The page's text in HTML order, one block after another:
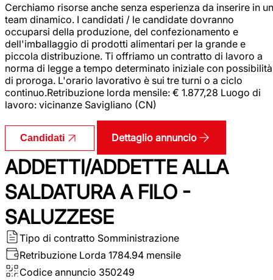
Cerchiamo risorse anche senza esperienza da inserire in un
team dinamico. I candidati / le candidate dovranno
occuparsi della produzione, del confezionamento e
dell'imballaggio di prodotti alimentari per la grande e
piccola distribuzione. Ti offriamo un contratto di lavoro a
norma di legge a tempo determinato iniziale con possibilità
di proroga. L'orario lavorativo è sui tre turni o a ciclo
continuo.Retribuzione lorda mensile: € 1.877,28 Luogo di
lavoro: vicinanze Savigliano (CN)
Candidati Dettaglio annuncio
ADDETTI/ADDETTE ALLA
SALDATURA A FILO -
SALUZZESE
Tipo di contratto Somministrazione
Retribuzione Lorda 1784.94 mensile
Codice annuncio 350249